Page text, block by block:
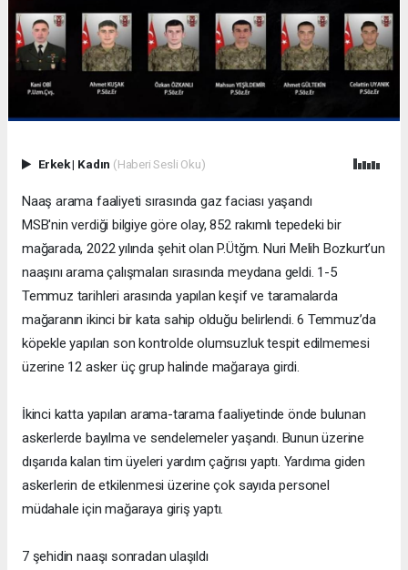
Erkek| Kadın (Haberi Sesli Oku)
Naaş arama faaliyeti sırasında gaz faciası yaşandı
MSB'nin verdiği bilgiye göre olay, 852 rakımlı tepedeki bir
mağarada, 2022 yılında şehit olan P.Ütğm. Nuri Melih Bozkurt’un
naaşını arama çalışmaları sırasında meydana geldi. 1-5
Temmuz tarihleri arasında yapılan keşif ve taramalarda
mağaranın ikinci bir kata sahip olduğu belirlendi. 6 Temmuz’da
köpekle yapılan son kontrolde olumsuzluk tespit edilmemesi
üzerine 12 asker üç grup halinde mağaraya girdi.
İkinci katta yapılan arama-tarama faaliyetinde önde bulunan
askerlerde bayılma ve sendelemeler yaşandı. Bunun üzerine
dışarıda kalan tim üyeleri yardım çağrısı yaptı. Yardıma giden
askerlerin de etkilenmesi üzerine çok sayıda personel
müdahale için mağaraya giriş yaptı.
7 şehidin naaşı sonradan ulaşıldı